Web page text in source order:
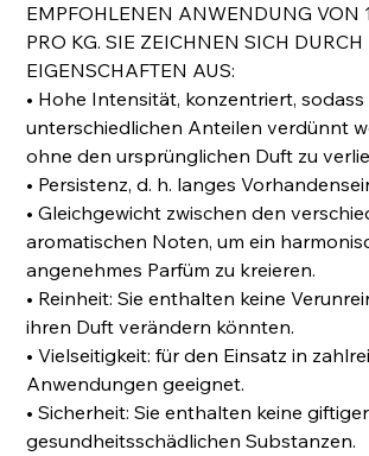
EMPFOHLENEN ANWENDUNG VON
PRO KG. SIE ZEICHNEN SICH DURCH
EIGENSCHAFTEN AUS:
• Hohe Intensität, konzentriert, sodass
unterschiedlichen Anteilen verdünnt
ohne den ursprünglichen Duft zu
• Persistenz, d. h. langes
• Gleichgewicht zwischen den
aromatischen Noten, um ein
angenehmes Parfüm zu kreieren.
• Reinheit: Sie enthalten keine
ihren Duft verändern könnten.
• Vielseitigkeit: für den Einsatz in
Anwendungen geeignet.
• Sicherheit: Sie enthalten keine
gesundheitsschädlichen Substanzen.